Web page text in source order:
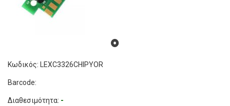
Κωδικός: LEXC3326CHIPYOR
Barcode:
Διαθεσιμότητα: -